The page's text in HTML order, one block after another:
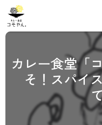
カレー食堂「
そ！スパイ